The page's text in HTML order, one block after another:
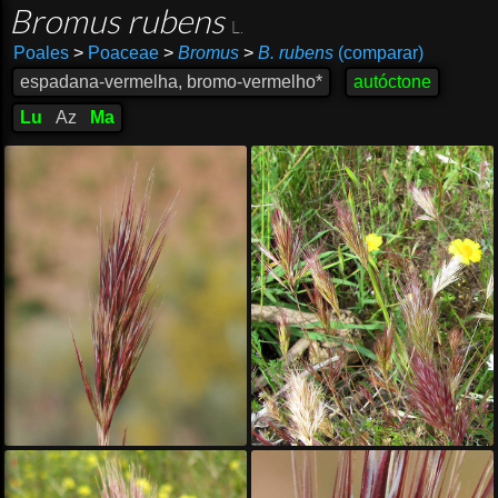
Bromus rubens
Poales >Poaceae > Bromus > B. rubens(comparar)
espadana-vermelha, bromo-vermelho*
autóctone
Lu
Az Ma